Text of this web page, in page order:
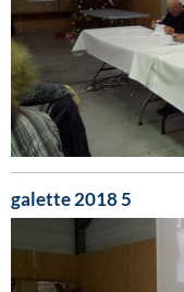
galette 2018 5